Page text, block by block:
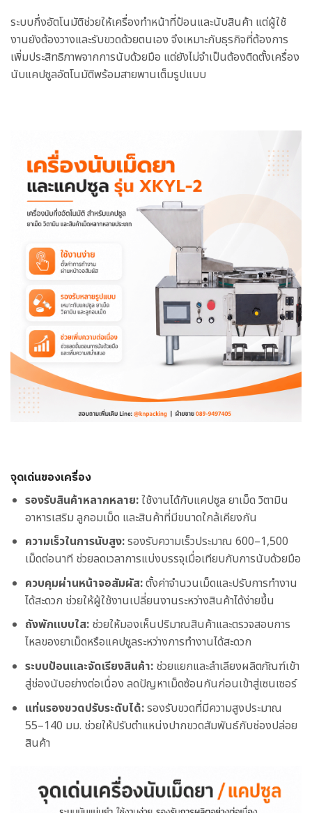
ระบบกึ่งอัตโนมัติช่วยให้เครื่องทำหน้าที่ป้อนและนับสินค้า แต่ผู้ใช้
งานยังต้องวางและรับขวดด้วยตนเอง จึงเหมาะกับธุรกิจที่ต้องการ
เพิ่มประสิทธิภาพจากการนับด้วยมือ แต่ยังไม่จำเป็นต้องติดตั้งเครื่อง
นับแคปซูลอัตโนมัติพร้อมสายพานเต็มรูปแบบ
จุดเด่นของเครื่อง
รองรับสินค้าหลากหลาย:ใช้งานได้กับแคปซูล ยาเม็ด วิตามิน
อาหารเสริม ลูกอมเม็ด และสินค้าที่มีขนาดใกล้เคียงกัน
ความเร็วในการนับสูง:รองรับความเร็วประมาณ 600–1,500
เม็ดต่อนาที ช่วยลดเวลาการแบ่งบรรจุเมื่อเทียบกับการนับด้วยมือ
ควบคุมผ่านหน้าจอสัมผัส:ตั้งค่าจำนวนเม็ดและปรับการทำงาน
ได้สะดวก ช่วยให้ผู้ใช้งานเปลี่ยนงานระหว่างสินค้าได้ง่ายขึ้น
ถังพักแบบใส:ช่วยให้มองเห็นปริมาณสินค้าและตรวจสอบการ
ไหลของยาเม็ดหรือแคปซูลระหว่างการทำงานได้สะดวก
ระบบป้อนและจัดเรียงสินค้า:ช่วยแยกและลำเลียงผลิตภัณฑ์เข้า
สู่ช่องนับอย่างต่อเนื่อง ลดปัญหาเม็ดซ้อนกันก่อนเข้าสู่เซนเซอร์
แท่นรองขวดปรับระดับได้:รองรับขวดที่มีความสูงประมาณ
55–140 มม. ช่วยให้ปรับตำแหน่งปากขวดสัมพันธ์กับช่องปล่อย
สินค้า